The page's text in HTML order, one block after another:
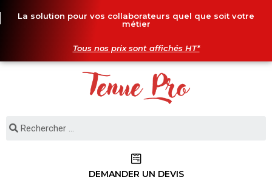
La solution pour vos collaborateurs quel que soit votre
métier
Tous nos prix sont affichés HT*
DEMANDER UN DEVIS